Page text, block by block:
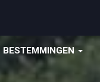
BESTEMMINGEN